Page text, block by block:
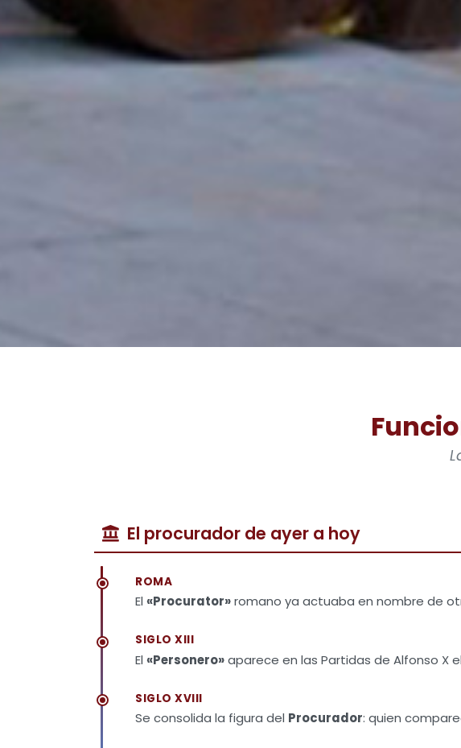
El procurador de ayer a hoy
ROMA
El«Procurator»romano ya actuaba en nombre de
SIGLO XIII
El«Personero»aparece en las Partidas de Alfonso X
SIGLO XVIII
Se consolida la figura del Procurador: quien